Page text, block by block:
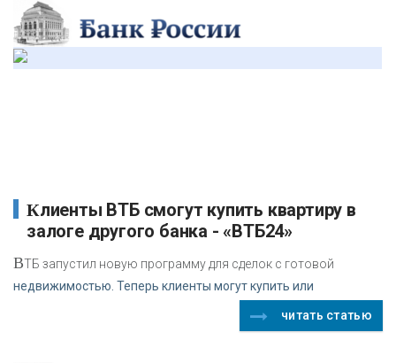
Клиенты ВТБ смогут купить квартиру в
залоге другого банка - «ВТБ24»
ВТБ запустил новую программу для сделок с готовой
недвижимостью. Теперь клиенты могут купить или
читать статью